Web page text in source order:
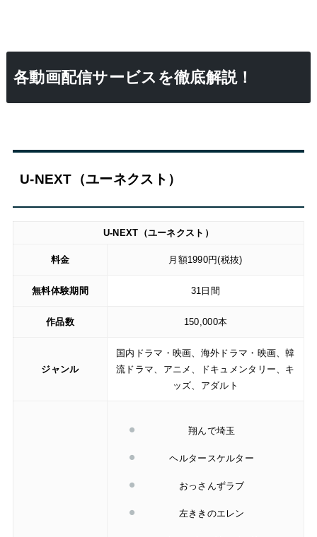
各動画配信サービスを徹底解説！
U-NEXT（ユーネクスト）
U-NEXT（ユーネクスト）
料金 月額1990円(税抜)
無料体験期間 31日間
作品数 150,000本
ジャンル
国内ドラマ・映画、海外ドラマ・映画、韓
流ドラマ、アニメ、ドキュメンタリー、キ
ッズ、アダルト
翔んで埼玉
ヘルタースケルター
おっさんずラブ
左ききのエレン